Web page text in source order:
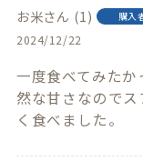
お米 1 購入
2024/12/22
一度食べてみた
然な甘さなので
く食べました。